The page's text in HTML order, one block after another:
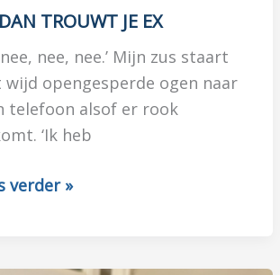
TROUWT JE EX
nee, nee, nee.’ Mijn zus staart
wijd opengesperde ogen naar
telefoon alsof er rook
‘Ik heb
verder »